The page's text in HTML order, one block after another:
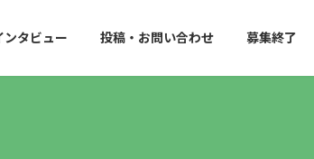
ンタビュー 投稿・お問い合わせ 募集終了